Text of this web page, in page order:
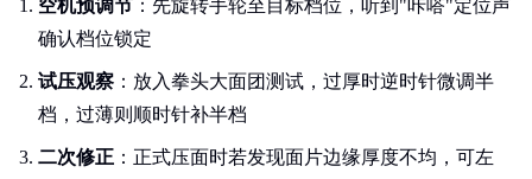
空机预调节 ：先旋转手轮至目标档位，听到"咔嗒"定位声
确认档位锁定
试压观察 ：放入拳头大面团测试，过厚时逆时针微调半
档，过薄则顺时针补半档
二次修正 ：正式压面时若发现面片边缘厚度不均，可左